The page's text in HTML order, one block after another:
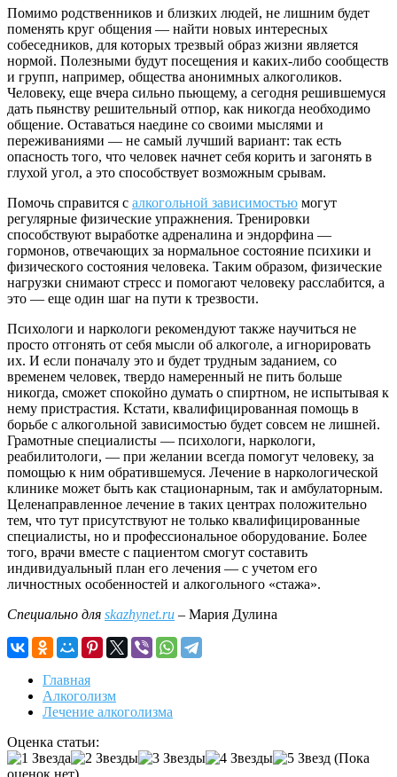
Помимо родственников и близких людей, не лишним будет
поменять круг общения — найти новых интересных
собеседников, для которых трезвый образ жизни является
нормой. Полезными будут посещения и каких-либо сообществ
и групп, например, общества анонимных алкоголиков.
Человеку, еще вчера сильно пьющему, а сегодня решившемуся
дать пьянству решительный отпор, как никогда необходимо
общение. Оставаться наедине со своими мыслями и
переживаниями — не самый лучший вариант: так есть
опасность того, что человек начнет себя корить и загонять в
глухой угол, а это способствует возможным срывам.
Помочь справится с алкогольной зависимостью могут
регулярные физические упражнения. Тренировки
способствуют выработке адреналина и эндорфина —
гормонов, отвечающих за нормальное состояние психики и
физического состояния человека. Таким образом, физические
нагрузки снимают стресс и помогают человеку расслабится, а
это — еще один шаг на пути к трезвости.
Психологи и наркологи рекомендуют также научиться не
просто отгонять от себя мысли об алкоголе, а игнорировать
их. И если поначалу это и будет трудным заданием, со
временем человек, твердо намеренный не пить больше
никогда, сможет спокойно думать о спиртном, не испытывая к
нему пристрастия. Кстати, квалифицированная помощь в
борьбе с алкогольной зависимостью будет совсем не лишней.
Грамотные специалисты — психологи, наркологи,
реабилитологи, — при желании всегда помогут человеку, за
помощью к ним обратившемуся. Лечение в наркологической
клинике может быть как стационарным, так и амбулаторным.
Целенаправленное лечение в таких центрах положительно
тем, что тут присутствуют не только квалифицированные
специалисты, но и профессиональное оборудование. Более
того, врачи вместе с пациентом смогут составить
индивидуальный план его лечения — с учетом его
личностных особенностей и алкогольного «стажа».
Специально для skazhynet.ru – Мария Дулина
Главная
Алкоголизм
Лечение алкоголизма
Оценка статьи:
(Пока
оценок нет)